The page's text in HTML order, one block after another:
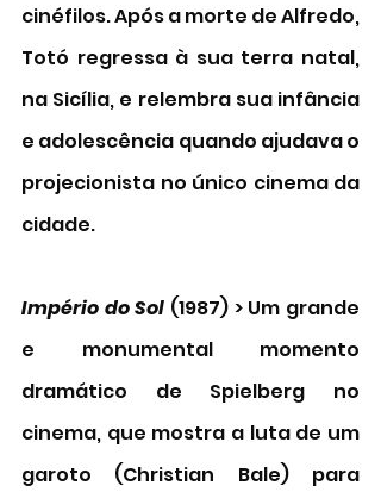
cinéfilos. Após a morte de Alfredo,
Totó regressa à sua terra natal,
na Sicília, e relembra sua infância
e adolescência quando ajudava o
projecionista no único cinema da
cidade.
Império do Sol (1987) > Um grande
e monumental momento
dramático de Spielberg no
cinema, que mostra a luta de um
garoto (Christian Bale) para